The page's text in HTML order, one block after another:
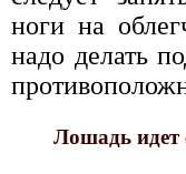
ноги на
надо делать
Лошадь идет